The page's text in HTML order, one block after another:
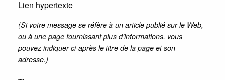
Lien hypertexte
(Si votre message se réfère à un article publié sur le Web,
ou à une page fournissant plus d’informations, vous
pouvez indiquer ci-après le titre de la page et son
adresse.)